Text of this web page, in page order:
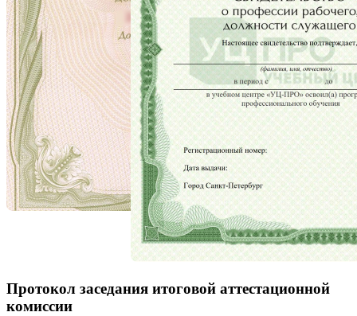
Протокол заседания итоговой аттестационной
комиссии